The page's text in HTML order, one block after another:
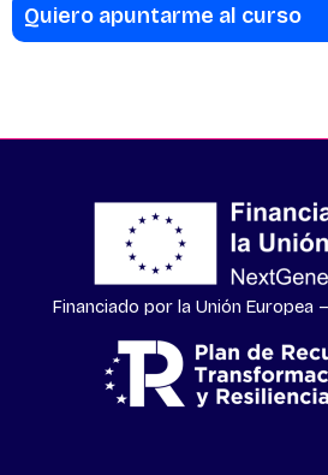
Quiero apuntarme al curso
Financiado por la Unión Europea